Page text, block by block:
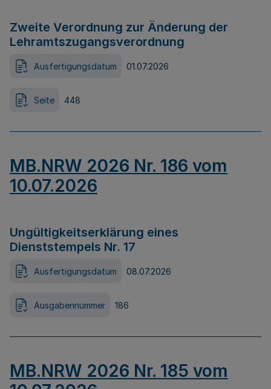
Zweite Verordnung zur Änderung der
Lehramtszugangsverordnung
Ausfertigungsdatum 01.07.2026
Seite 448
MB.NRW 2026 Nr. 186 vom
10.07.2026
Ungültigkeitserklärung eines
Dienststempels Nr. 17
Ausfertigungsdatum 08.07.2026
Ausgabennummer 186
MB.NRW 2026 Nr. 185 vom